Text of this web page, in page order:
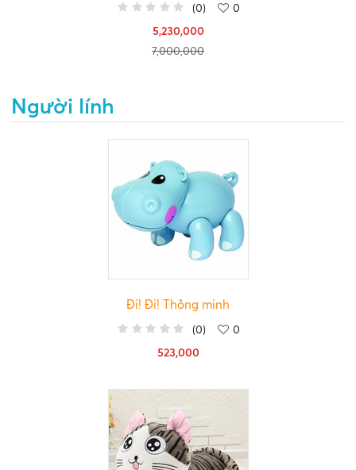
(0)
0
5,230,000
7,000,000
Người lính
Đi! Đi! Thông minh
(0)
0
523,000